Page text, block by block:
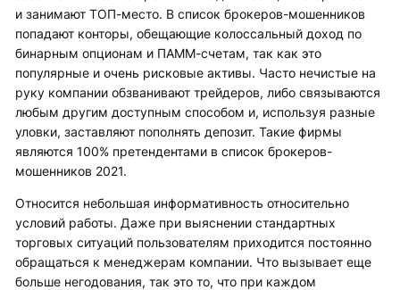
и занимают ТОП-место. В список брокеров-мошенников
попадают конторы, обещающие колоссальный доход по
бинарным опционам и ПАММ-счетам, так как это
популярные и очень рисковые активы. Часто нечистые на
руку компании обзванивают трейдеров, либо связываются
любым другим доступным способом и, используя разные
уловки, заставляют пополнять депозит. Такие фирмы
являются 100% претендентами в список брокеров-
мошенников 2021.
Относится небольшая информативность относительно
условий работы. Даже при выяснении стандартных
торговых ситуаций пользователям приходится постоянно
обращаться к менеджерам компании. Что вызывает еще
больше негодования, так это то, что при каждом